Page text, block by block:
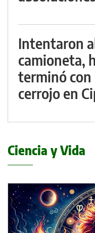
Intentaron
camioneta,
terminó
cerrojo en
Ciencia y Vida